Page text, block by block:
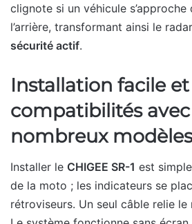
clignote si un véhicule
l’arrière, transformant ainsi le
sécurité actif.
Installation facile et
compatibilités
nombreux modèles
Installer le CHIGEE SR-1 est
de la moto ; les indicateurs se
rétroviseurs. Un seul câble relie le